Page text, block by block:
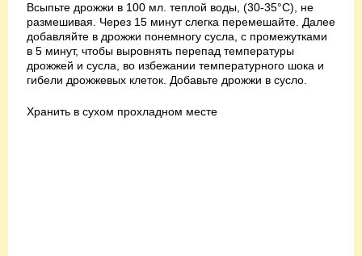
Всыпьте дрожжи в 100 мл. теплой воды, (30-35°C), не
размешивая. Через 15 минут слегка перемешайте. Далее
добавляйте в дрожжи понемногу сусла, с промежутками
в 5 минут, чтобы выровнять перепад температуры
дрожжей и сусла, во избежании температурного шока и
гибели дрожжевых клеток. Добавьте дрожжи в сусло.
Хранить в сухом прохладном месте